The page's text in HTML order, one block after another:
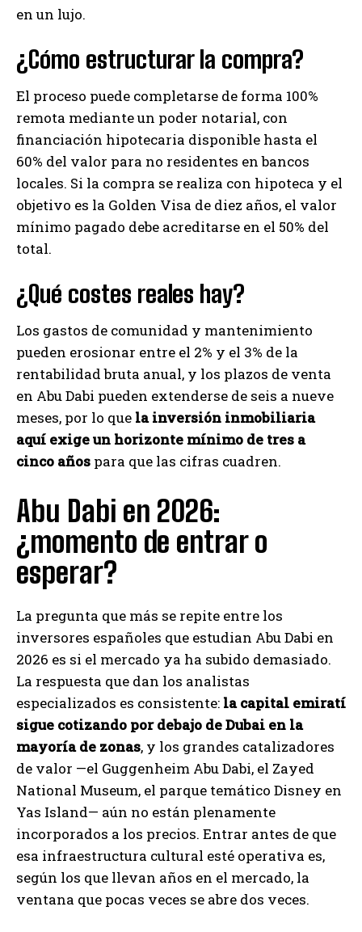
en un lujo.
¿Cómo estructurar la compra?
El proceso puede completarse de forma 100%
remota mediante un poder notarial, con
financiación hipotecaria disponible hasta el
60% del valor para no residentes en bancos
locales. Si la compra se realiza con hipoteca y el
objetivo es la Golden Visa de diez años, el valor
mínimo pagado debe acreditarse en el 50% del
total.
¿Qué costes reales hay?
Los gastos de comunidad y mantenimiento
pueden erosionar entre el 2% y el 3% de la
rentabilidad bruta anual, y los plazos de venta
en Abu Dabi pueden extenderse de seis a nueve
meses, por lo que la inversión inmobiliaria
aquí exige un horizonte mínimo de tres a
cinco años para que las cifras cuadren.
Abu Dabi en 2026:
¿momento de entrar o
esperar?
La pregunta que más se repite entre los
inversores españoles que estudian Abu Dabi en
2026 es si el mercado ya ha subido demasiado.
La respuesta que dan los analistas
especializados es consistente: la capital emiratí
sigue cotizando por debajo de Dubai en la
mayoría de zonas, y los grandes catalizadores
de valor —el Guggenheim Abu Dabi, el Zayed
National Museum, el parque temático Disney en
Yas Island— aún no están plenamente
incorporados a los precios. Entrar antes de que
esa infraestructura cultural esté operativa es,
según los que llevan años en el mercado, la
ventana que pocas veces se abre dos veces.